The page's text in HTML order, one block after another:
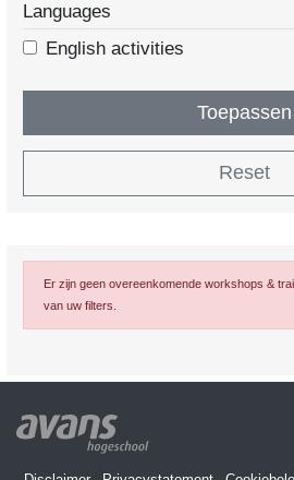
Languages
English activities
Toepassen
Reset
Er zijn geen overeenkomende workshops &
van uw filters.